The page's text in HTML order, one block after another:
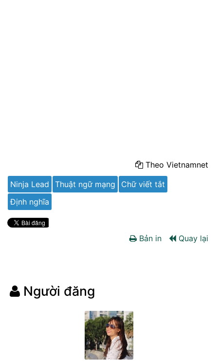
Theo Vietnamnet
Ninja Lead
Thuật ngữ mạng
Chữ viết tắt
Định nghĩa
Bản in Quay lại
Người đăng